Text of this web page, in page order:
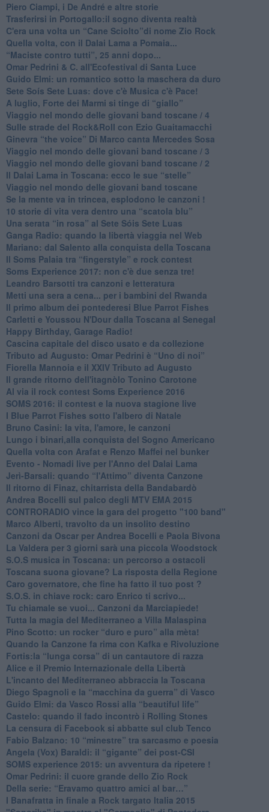
​Piero Ciampi, i De André e altre storie
​Trasferirsi in Portogallo:il sogno diventa realtà
​C'era una volta un “Cane Sciolto”di nome Zio Rock
Quella volta, con il Dalai Lama a Pomaia...
​“Maciste contro tutti”, 25 anni dopo...
​Omar Pedrini & C. all'Ecofestival di Santa Luce
Guido Elmi: un romantico sotto la maschera da duro
Sete Soís Sete Luas: dove c'è Musica c'è Pace!
​A luglio, Forte dei Marmi si tinge di “giallo”
Viaggio nel mondo delle giovani band toscane / 4
Sulle strade del Rock&Roll con Ezio Guaitamacchi
​Ginevra “the voice” Di Marco canta Mercedes Sosa
Viaggio nel mondo delle giovani band toscane / 3
​Viaggio nel mondo delle giovani band toscane / 2
Il Dalai Lama in Toscana: ecco le sue “stelle”
Viaggio nel mondo delle giovani band toscane
Se la mente va in trincea, esplodono le canzoni !
​10 storie di vita vera dentro una “scatola blu”
​Una serata “in rosa” al Sete Sóis Sete Luas
Ganga Radio: quando la libertà viaggia nel Web
Mariano: dal Salento alla conquista della Toscana
​Il Soms Palaia tra “fingerstyle” e rock contest
Soms Experience 2017: non c'è due senza tre!
​Leandro Barsotti tra canzoni e letteratura
​Metti una sera a cena... per i bambini del Rwanda
​Il primo album dei pontederesi Blue Parrot Fishes
Carletti e Youssou N'Dour dalla Toscana al Senegal
Happy Birthday, Garage Radio!
​Cascina capitale del disco usato e da collezione
Tributo ad Augusto: Omar Pedrini è “Uno di noi”
​Fiorella Mannoia e il XXIV Tributo ad Augusto
Il grande ritorno dell'itagnòlo Tonino Carotone
​Al via il rock contest Soms Experience 2016
​SOMS 2016: il contest e la nuova stagione live
I Blue Parrot Fishes sotto l'albero di Natale
Bruno Casini: la vita, l'amore, le canzoni
​Lungo i binari,alla conquista del Sogno Americano
​Quella volta con Arafat e Renzo Maffei nel bunker
​Evento - Nomadi live per l'Anno del Dalai Lama
Jerì-Barsali: quando “l'Attimo” diventa Canzone
Il ritorno di Finaz, chitarrista della Bandabardò
Andrea Bocelli sul palco degli MTV EMA 2015
CONTRORADIO vince la gara del progetto "100 band"
Marco Alberti, travolto da un insolito destino
Canzoni da Oscar per Andrea Bocelli e Paola Bivona
La Valdera per 3 giorni sarà una piccola Woodstock
S.O.S musica in Toscana: un percorso a ostacoli
​Toscana suona giovane? La risposta della Regione
Caro governatore, che fine ha fatto il tuo post ?
S.O.S. in chiave rock: caro Enrico ti scrivo...
Tu chiamale se vuoi... Canzoni da Marciapiede!
​Tutta la magia del Mediterraneo a Villa Malaspina
​Pino Scotto: un rocker “duro e puro” alla mèta!
​Quando la Canzone fa rima con Kafka e Rivoluzione
​Fortis:la “lunga corsa” di un cantautore di razza
Alice e il Premio Internazionale della Libertà
​L'incanto del Mediterraneo abbraccia la Toscana
​Diego Spagnoli e la “macchina da guerra” di Vasco
​Guido Elmi: da Vasco Rossi alla “beautiful life”
​Castelo: quando il fado incontrò i Rolling Stones
La censura di Facebook si abbatte sul club Tenco
Fabio Balzano: 10 “minestre” tra sarcasmo e poesia
Angela (Vox) Baraldi: il “gigante” dei post-CSI
​SOMS experience 2015: un avventura da ripetere !
Omar Pedrini: il cuore grande dello Zio Rock
Della serie: “Eravamo quattro amici al bar…”
I Banafratta in finale a Rock targato Italia 2015